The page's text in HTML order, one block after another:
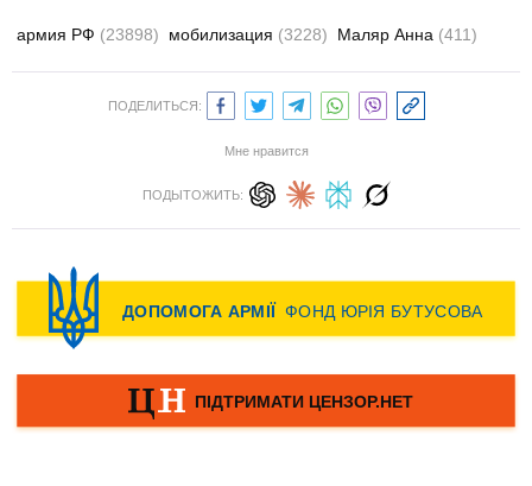
армия РФ (23898) мобилизация (3228) Маляр Анна (411)
ПОДЕЛИТЬСЯ:
Мне нравится
ПОДЫТОЖИТЬ: